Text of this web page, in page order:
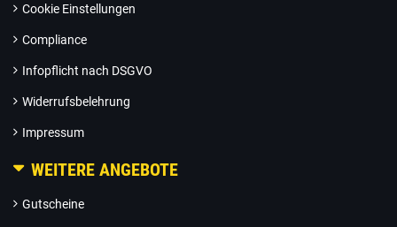
Cookie Einstellungen
Compliance
Infopflicht nach DSGVO
Widerrufsbelehrung
Impressum
WEITERE ANGEBOTE
Gutscheine